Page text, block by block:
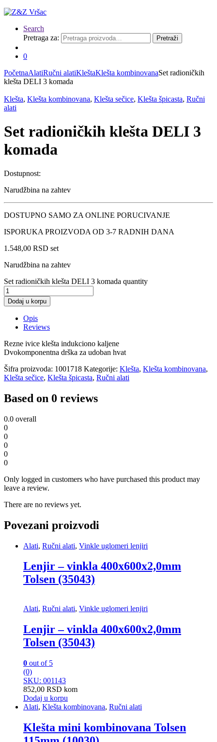
Search
Pretraga za:
Pretraži
0
PočetnaAlatiRučni alatiKleštaKlešta kombinovanaSet radioničkih
klešta DELI 3 komada
Klešta, Klešta kombinovana, Klešta sečice, Klešta špicasta, Ručni
alati
Set radioničkih klešta DELI 3
komada
Dostupnost:
Narudžbina na zahtev
DOSTUPNO SAMO ZA ONLINE PORUCIVANJE
ISPORUKA PROIZVODA OD 3-7 RADNIH DANA
1.548,00 RSD set
Narudžbina na zahtev
Set radioničkih klešta DELI 3 komada quantity
Dodaj u korpu
Opis
Reviews
Rezne ivice klešta indukciono kaljene
Dvokomponentna drška za udoban hvat
Šifra proizvoda: 1001718 Kategorije: Klešta, Klešta kombinovana,
Klešta sečice, Klešta špicasta, Ručni alati
Based on 0 reviews
0.0 overall
0
0
0
0
0
Only logged in customers who have purchased this product may
leave a review.
There are no reviews yet.
Povezani proizvodi
Alati, Ručni alati, Vinkle uglomeri lenjiri
Lenjir – vinkla 400x600x2,0mm
Tolsen (35043)
Alati, Ručni alati, Vinkle uglomeri lenjiri
Lenjir – vinkla 400x600x2,0mm
Tolsen (35043)
0 out of 5
(0)
SKU: 001143
852,00 RSD kom
Dodaj u korpu
Alati, Klešta kombinovana, Ručni alati
Klešta mini kombinovana Tolsen